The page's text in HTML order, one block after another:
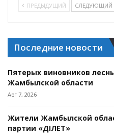
ПРЕДЫДУЩИЙ СЛЕДУЮЩИЙ
Последние новости
Пятерых виновников
Жамбылской области
Авг 7, 2026
Жители Жамбылской
партии «ӘДІЛЕТ»